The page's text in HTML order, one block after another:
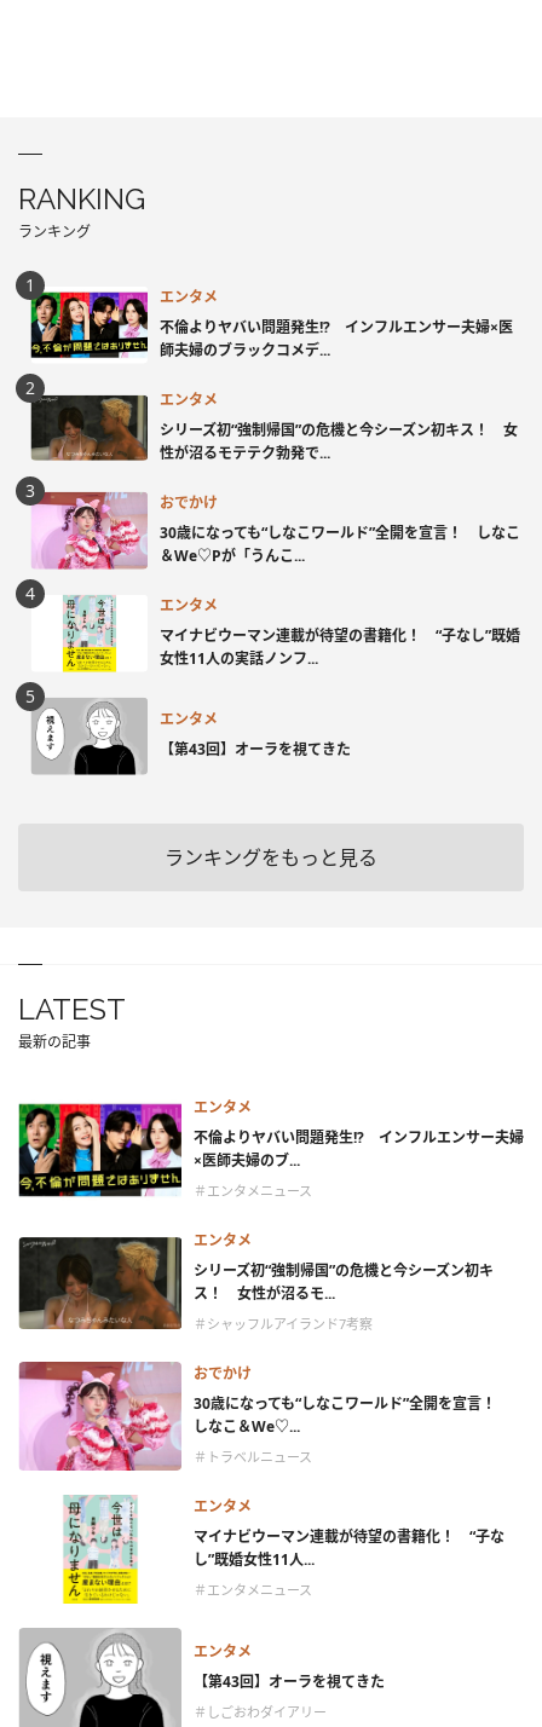
RANKING
ランキング
エンタメ
不倫よりヤバい問題発生!? インフルエンサー夫婦×医
師夫婦のブラックコメデ...
エンタメ
シリーズ初“強制帰国”の危機と今シーズン初キス！ 女
性が沼るモテテク勃発で...
おでかけ
30歳になっても“しなこワールド”全開を宣言！ しなこ
＆We♡Pが「うんこ...
エンタメ
マイナビウーマン連載が待望の書籍化！ “子なし”既婚
女性11人の実話ノンフ...
エンタメ
【第43回】オーラを視てきた
ランキングをもっと見る
LATEST
最新の記事
エンタメ
不倫よりヤバい問題発生!? インフルエンサー夫婦
×医師夫婦のブ...
＃エンタメニュース
エンタメ
シリーズ初“強制帰国”の危機と今シーズン初キ
ス！ 女性が沼るモ...
＃シャッフルアイランド7考察
おでかけ
30歳になっても“しなこワールド”全開を宣言！
しなこ＆We♡...
＃トラベルニュース
エンタメ
マイナビウーマン連載が待望の書籍化！ “子な
し”既婚女性11人...
＃エンタメニュース
エンタメ
【第43回】オーラを視てきた
＃しごおわダイアリー